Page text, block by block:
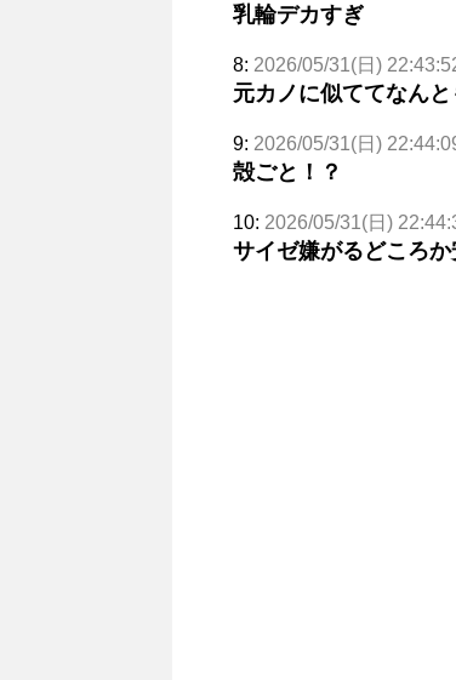
乳輪デカすぎ
8: 2026/05/31(日)
元カノに似ててなん
9: 2026/05/31(日)
殻ごと！？
10: 2026/05/31(日)
サイゼ嫌がるどころ